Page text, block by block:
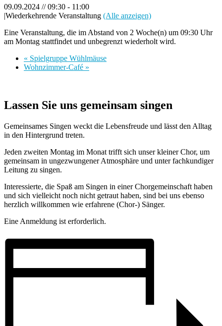
09.09.2024 // 09:30 - 11:00
|Wiederkehrende Veranstaltung (Alle anzeigen)
Eine Veranstaltung, die im Abstand von 2 Woche(n) um 09:30 Uhr
am Montag stattfindet und unbegrenzt wiederholt wird.
« Spielgruppe Wühlmäuse
Wohnzimmer-Café »
Lassen Sie uns gemeinsam singen
Gemeinsames Singen weckt die Lebensfreude und lässt den Alltag
in den Hintergrund treten.
Jeden zweiten Montag im Monat trifft sich unser kleiner Chor, um
gemeinsam in ungezwungener Atmosphäre und unter fachkundiger
Leitung zu singen.
Interessierte, die Spaß am Singen in einer Chorgemeinschaft haben
und sich vielleicht noch nicht getraut haben, sind bei uns ebenso
herzlich willkommen wie erfahrene (Chor-) Sänger.
Eine Anmeldung ist erforderlich.